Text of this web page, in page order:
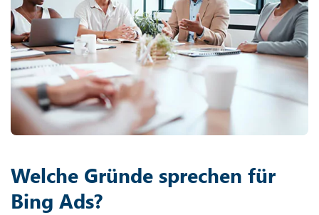
Welche Gründe sprechen für
Bing Ads?